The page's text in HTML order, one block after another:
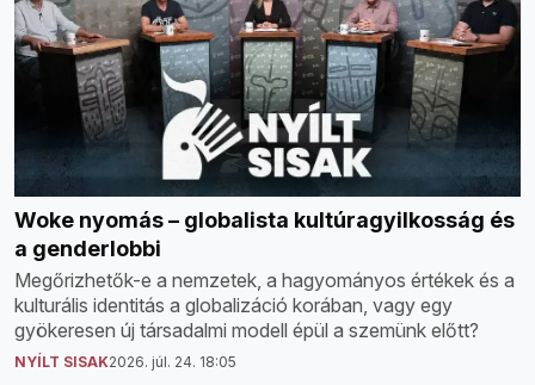
Woke nyomás – globalista kultúragyilkosság és
a genderlobbi
Megőrizhetők-e a nemzetek, a hagyományos értékek és a
kulturális identitás a globalizáció korában, vagy egy
gyökeresen új társadalmi modell épül a szemünk előtt?
NYÍLT SISAK2026. júl. 24. 18:05